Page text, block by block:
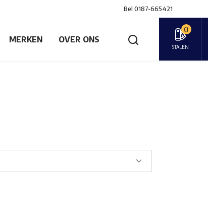
Bel 0187-665421
MERKEN OVER ONS
0
STALEN